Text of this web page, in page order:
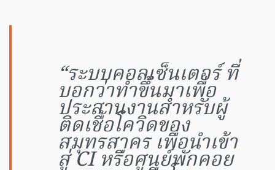
“ระบบคอลเซ็นเตอร์ ที่
บอกว่าทำขึ้นมาเพื่อ
ประสานงานสำหรับผู้
ติดเชื้อโควิดของ
สมุทรสาคร เพื่อนำเข้า
สู่ CI หรือศูนย์พักคอย